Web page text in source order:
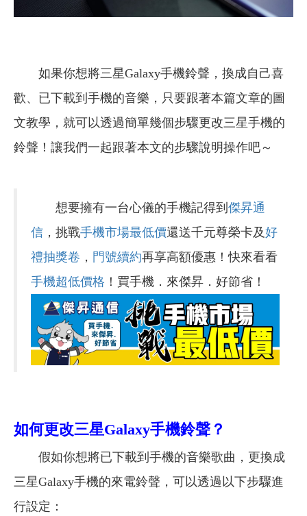
如果你想將三星Galaxy手機鈴聲，換成自己喜
歡、已下載到手機的音樂，只要跟著本篇文章的圖
文教學，就可以透過簡單幾個步驟更改三星手機的
鈴聲！讓我們一起跟著本文的步驟說明操作吧～
想要擁有一台心儀的手機記得到 傑昇通
信 ，挑戰手機市場最低價還送千元尊榮卡及好
禮抽獎卷 ， 門號續約再享高額優惠！快來看看
手機超低價格 ！買手機．來傑昇．好節省！
如何更改三星Galaxy手機鈴聲 ？
假如你想將已下載到手機的音樂歌曲，更換成
三星Galaxy手機的來電鈴聲，可以透過以下步驟進
行設定：